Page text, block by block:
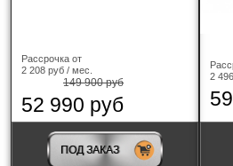
Рассрочка от
2 208 руб / мес.
149 900 руб
52 990 руб
ПОД ЗАКАЗ
2